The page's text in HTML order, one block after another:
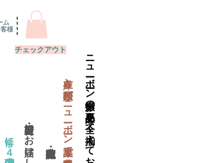
ム
様
チェックアウト
常に４万個以上の在庫数 ​在庫と種類がニューボーン業界で一番豊富ニューボーン撮影の必要品を全て揃えております